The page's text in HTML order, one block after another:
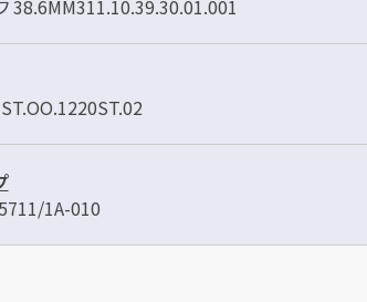
38.6MM311.10.39.30.01.001
1A-010